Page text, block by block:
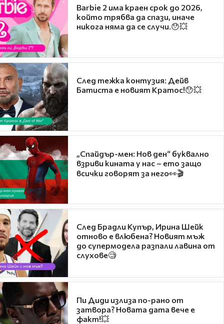
Barbie 2 има краен срок до 2026,
който трябва да спази, иначе
никога няма да се случи.😯💥
След тежка контузия: Дейв
Батиста е новият Кратос!😯💥
„Спайдър-мен: Нов ден“ буквално
взриви кината у нас – ето защо
всички говорят за него👀🎬
След Брадли Купър, Ирина Шейк
отново е влюбена? Новият мъж
до супермодела разпали лавина от
слухове🧐
Пи Диди излиза по-рано от
затвора? Новата дата вече е
факт!💥